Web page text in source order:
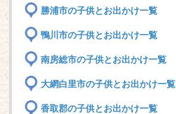
勝浦市の子供とお出かけ一覧
鴨川市の子供とお出かけ一覧
南房総市の子供とお出かけ一覧
大網白里市の子供とお出かけ一覧
香取郡の子供とお出かけ一覧